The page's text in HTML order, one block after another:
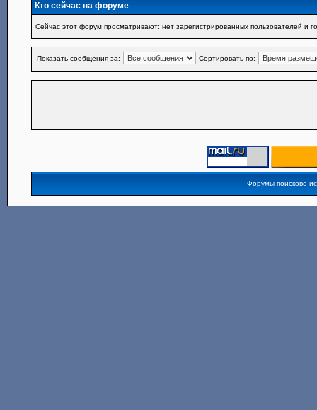
Кто сейчас на форуме
Сейчас этот форум просматривают: нет зарегистрированных пользователей и
Показать сообщения за: Сортировать по:
Форумы поисково-